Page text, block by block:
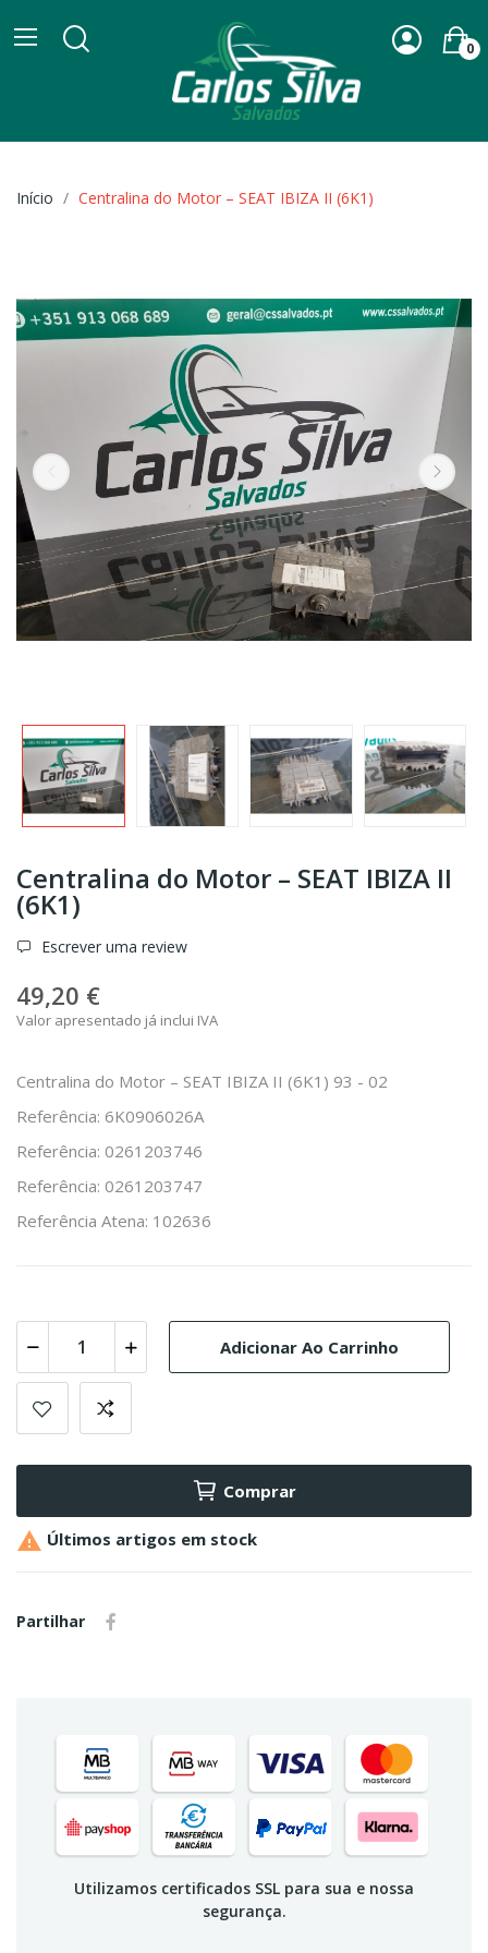
0
Início Centralina do Motor – SEAT IBIZA II (6K1)
Centralina do Motor – SEAT IBIZA II
(6K1)
Escrever uma review
49,20 €
Valor apresentado já inclui IVA
Centralina do Motor – SEAT IBIZA II (6K1) 93 - 02
Referência: 6K0906026A
Referência: 0261203746
Referência: 0261203747
Referência Atena: 102636
Adicionar Ao Carrinho
Comprar
 Últimos artigos em stock
Partilhar
Utilizamos certificados SSL para sua e nossa
segurança.